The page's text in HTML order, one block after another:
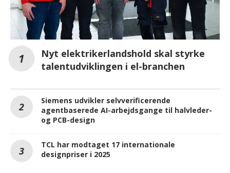
Nyt elektrikerlandshold skal styrke
talentudviklingen i el-branchen
Siemens udvikler selvverificerende
agentbaserede AI-arbejdsgange til halvleder-
og PCB-design
TCL har modtaget 17 internationale
designpriser i 2025